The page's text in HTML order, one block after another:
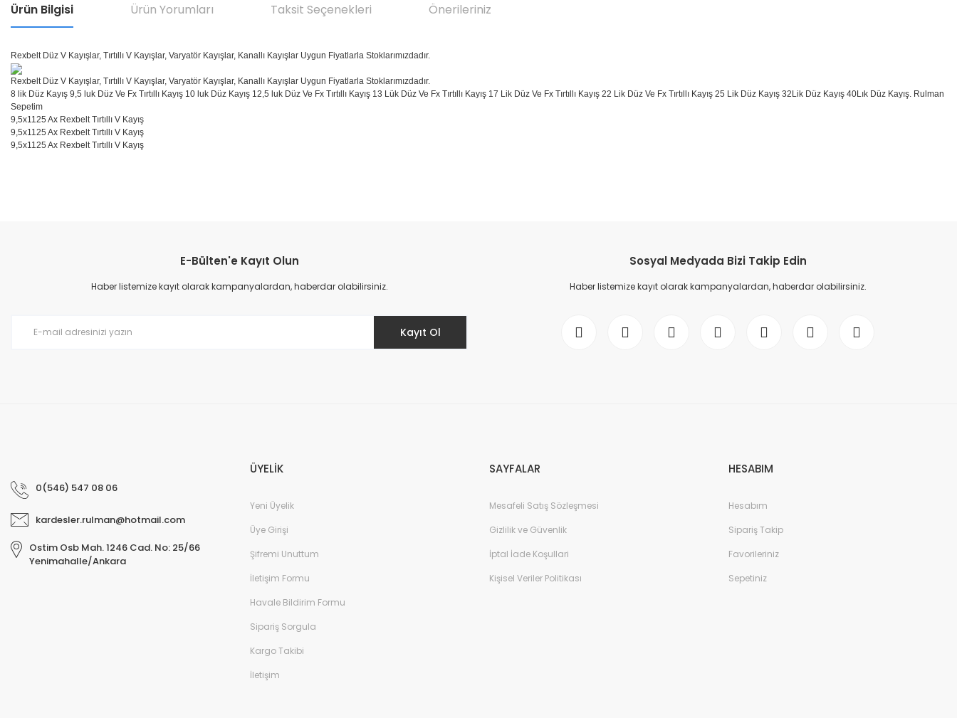
Ürün Bilgisi Ürün Yorumları Taksit Seçenekleri Önerileriniz
Rexbelt Düz V Kayışlar, Tırtıllı V Kayışlar, Varyatör Kayışlar, Kanallı Kayışlar Uygun Fiyatlarla Stoklarımızdadır.
Rexbelt Düz V Kayışlar, Tırtıllı V Kayışlar, Varyatör Kayışlar, Kanallı Kayışlar Uygun Fiyatlarla Stoklarımızdadır.
8 lik Düz Kayış 9,5 luk Düz Ve Fx Tırtıllı Kayış 10 luk Düz Kayış 12,5 luk Düz Ve Fx Tırtıllı Kayış 13 Lük Düz Ve Fx Tırtıllı Kayış 17 Lik Düz Ve Fx Tırtıllı Kayış 22 Lik Düz Ve Fx Tırtıllı Kayış 25 Lik Düz Kayış 32Lik Düz Kayış 40Lık Düz Kayış. Rulman
Sepetim
9,5x1125 Ax Rexbelt Tırtıllı V Kayış
9,5x1125 Ax Rexbelt Tırtıllı V Kayış
9,5x1125 Ax Rexbelt Tırtıllı V Kayış
Ürün resmi kalitesiz, bozuk veya görüntülenemiyor.
Ürün açıklamasında eksik bilgiler bulunuyor.
E-Bülten'e Kayıt Olun
Haber listemize kayıt olarak kampanyalardan, haberdar olabilirsiniz.
Kayıt Ol
Sosyal Medyada Bizi Takip Edin
Haber listemize kayıt olarak kampanyalardan, haberdar olabilirsiniz.
0(546) 547 08 06
kardesler.rulman@hotmail.com
Ostim Osb Mah. 1246 Cad. No: 25/66
Yenimahalle/Ankara
ÜYELİK
Yeni Üyelik
Üye Girişi
Şifremi Unuttum
İletişim Formu
Havale Bildirim Formu
Sipariş Sorgula
Kargo Takibi
İletişim
SAYFALAR
Mesafeli Satış Sözleşmesi
Gizlilik ve Güvenlik
İptal İade Koşullari
Kişisel Veriler Politikası
HESABIM
Hesabım
Sipariş Takip
Favorileriniz
Sepetiniz